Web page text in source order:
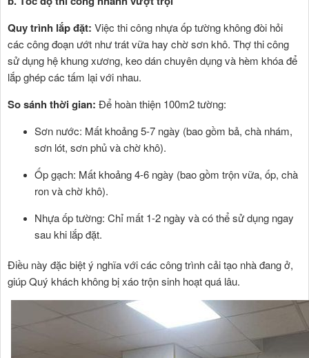
Quy trình lắp đặt: Việc thi công nhựa ốp tường không đòi hỏi
các công đoạn ướt như trát vữa hay chờ sơn khô. Thợ thi công
sử dụng hệ khung xương, keo dán chuyên dụng và hèm khóa để
lắp ghép các tấm lại với nhau.
So sánh thời gian: Để hoàn thiện 100m2 tường:
Sơn nước: Mất khoảng 5-7 ngày (bao gồm bả, chà nhám,
sơn lót, sơn phủ và chờ khô).
Ốp gạch: Mất khoảng 4-6 ngày (bao gồm trộn vữa, ốp, chà
ron và chờ khô).
Nhựa ốp tường: Chỉ mất 1-2 ngày và có thể sử dụng ngay
sau khi lắp đặt.
Điều này đặc biệt ý nghĩa với các công trình cải tạo nhà đang ở,
giúp Quý khách không bị xáo trộn sinh hoạt quá lâu.